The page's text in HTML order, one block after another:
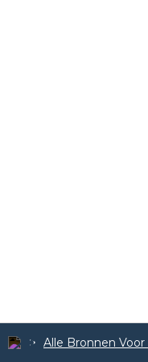
Alle Bronnen